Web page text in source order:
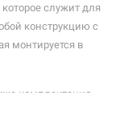
служит для
конструкцию с
монтируется в
комплектация
За